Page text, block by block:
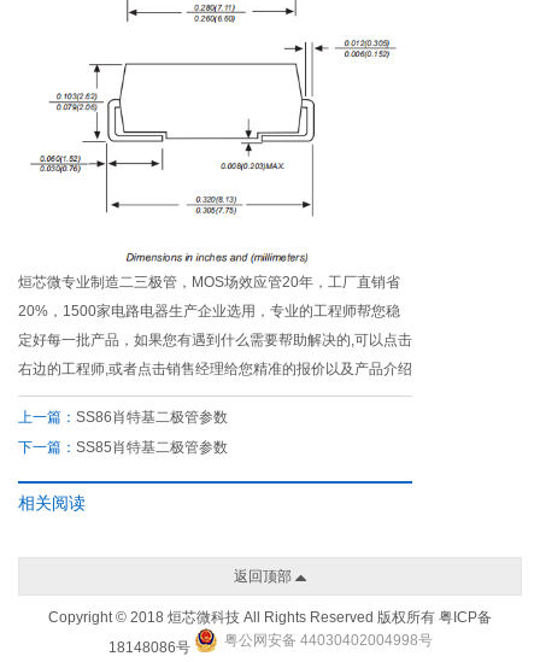
烜芯微专业制造二三极管，MOS场效应管20年，工厂直销省
20%，1500家电路电器生产企业选用，专业的工程师帮您稳
定好每一批产品，如果您有遇到什么需要帮助解决的,可以点击
右边的工程师,或者点击销售经理给您精准的报价以及产品介绍
上一篇： SS86肖特基二极管参数
下一篇： SS85肖特基二极管参数
相关阅读
返回顶部
Copyright © 2018 烜芯微科技 All Rights Reserved 版权所有 粤ICP备
18148086号
粤公网安备 44030402004998号